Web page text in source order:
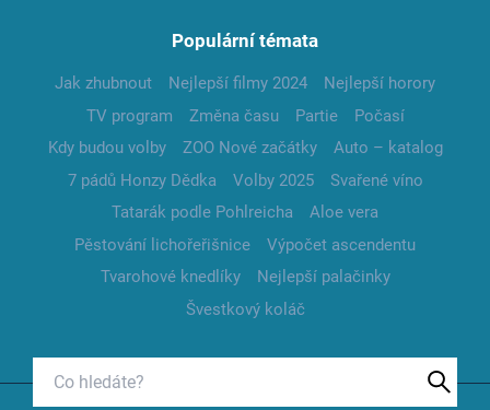
Populární témata
Jak zhubnout Nejlepší filmy 2024
Nejlepší horory
TV program
Změna času Partie
Počasí
Kdy budou volby
ZOO Nové začátky
Auto – katalog
7 pádů Honzy Dědka
Volby 2025
Svařené víno
Tatarák podle Pohlreicha
Aloe vera
Pěstování lichořeřišnice
Výpočet ascendentu
Tvarohové knedlíky
Nejlepší palačinky
Švestkový koláč